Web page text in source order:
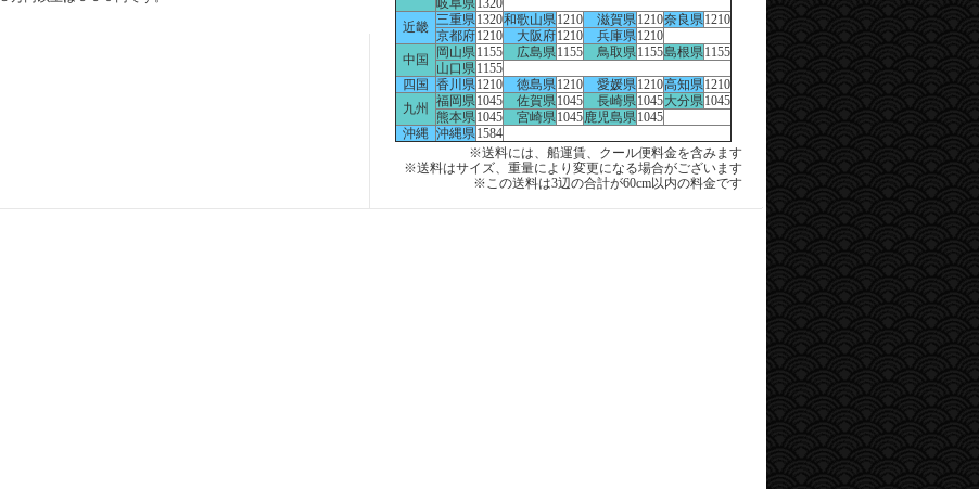
岐阜県1320
近畿 三重県1320和歌山県1210 滋賀県1210奈良県1210
京都府1210 大阪府1210 兵庫県1210
中国
岡山県1155 広島県1155 鳥取県1155島根県1155
山口県1155
四国
香川県1210 徳島県1210 愛媛県1210高知県1210
九州
福岡県1045 佐賀県1045 長崎県1045大分県1045
熊本県1045 宮崎県1045鹿児島県1045
沖縄 沖縄県1584
※送料には、船運賃、クール便料金を含みます
※送料はサイズ、重量により変更になる場合がございます
※この送料は3辺の合計が60cm以内の料金です